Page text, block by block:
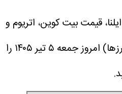
قیمت بیت کوین، اتریوم و
سایر ارز‌های دیجیتال (رمزارزها) امروز جمعه ۵ تیر ۱۴۰۵ را